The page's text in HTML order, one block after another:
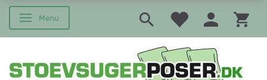
Skifte navigation
Menu